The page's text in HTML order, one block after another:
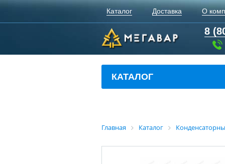
Каталог Доставка О
8
КАТАЛОГ
Главная Каталог